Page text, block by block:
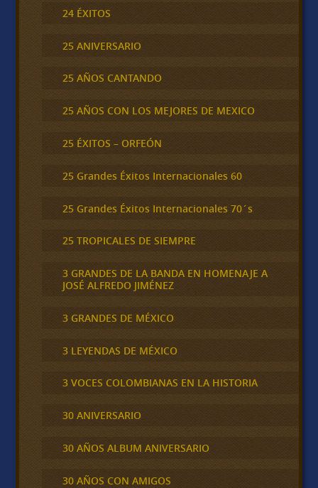
24 ÉXITOS
25 ANIVERSARIO
25 AÑOS CANTANDO
25 AÑOS CON LOS MEJORES DE MEXICO
25 ÉXITOS – ORFEÓN
25 Grandes Éxitos Internacionales 60
25 Grandes Éxitos Internacionales 70´s
25 TROPICALES DE SIEMPRE
3 GRANDES DE LA BANDA EN HOMENAJE A
JOSÉ ALFREDO JIMÉNEZ
3 GRANDES DE MÉXICO
3 LEYENDAS DE MÉXICO
3 VOCES COLOMBIANAS EN LA HISTORIA
30 ANIVERSARIO
30 AÑOS ALBUM ANIVERSARIO
30 AÑOS CON AMIGOS